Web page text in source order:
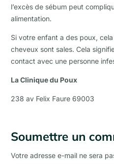
l’excès de sébum peut
alimentation.
Si votre enfant a des poux,
cheveux sont sales. Cela
contact avec une personne
La Clinique du Poux
238 av Felix Faure 69003
Soumettre un
Votre adresse e-mail ne sera